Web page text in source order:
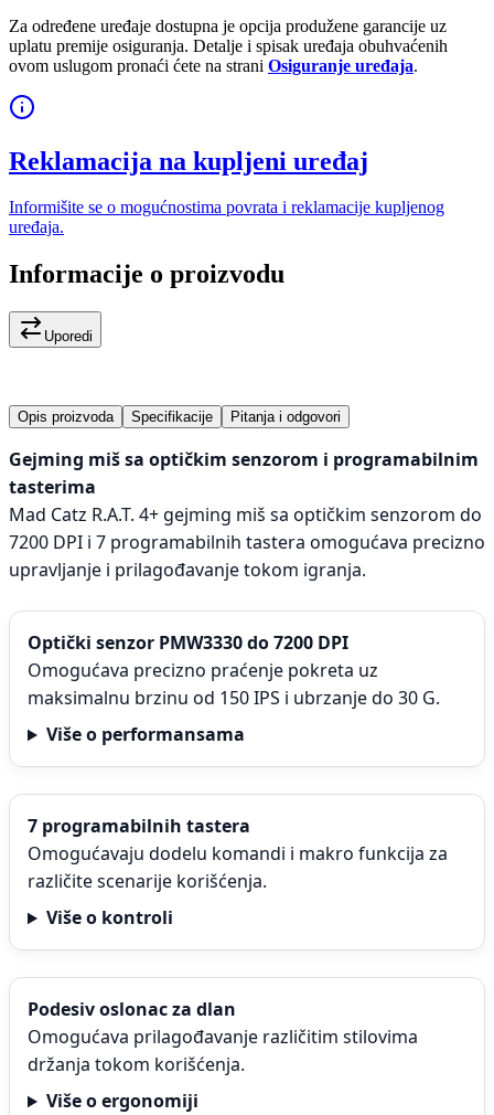
Za određene uređaje dostupna je opcija produžene garancije uz
uplatu premije osiguranja. Detalje i spisak uređaja obuhvaćenih
ovom uslugom pronaći ćete na strani Osiguranje uređaja.
Reklamacija na kupljeni uređaj
Informišite se o mogućnostima povrata i reklamacije kupljenog
uređaja.
Informacije o proizvodu
Uporedi
Opis proizvoda Specifikacije Pitanja i odgovori
Gejming miš sa optičkim senzorom i programabilnim
tasterima
Mad Catz R.A.T. 4+ gejming miš sa optičkim senzorom do
7200 DPI i 7 programabilnih tastera omogućava precizno
upravljanje i prilagođavanje tokom igranja.
Optički senzor PMW3330 do 7200 DPI
Omogućava precizno praćenje pokreta uz
maksimalnu brzinu od 150 IPS i ubrzanje do 30 G.
Više o performansama
7 programabilnih tastera
Omogućavaju dodelu komandi i makro funkcija za
različite scenarije korišćenja.
Više o kontroli
Podesiv oslonac za dlan
Omogućava prilagođavanje različitim stilovima
držanja tokom korišćenja.
Više o ergonomiji